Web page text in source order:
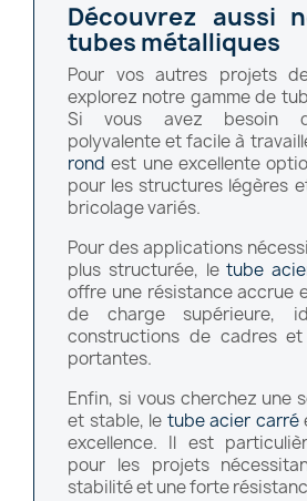
Découvrez aussi
tubes métalliques
Pour vos autres projets
explorez notre gamme de
Si vous avez besoin
polyvalente et facile à
rond est une excellente
pour les structures légères
bricolage variés.
Pour des applications
plus structurée, letube
offre une résistance accrue
de charge supérieure,
constructions de cadres
portantes.
Enfin, si vous cherchez une
et stable, le tube acier carré
excellence. Il est
pour les projets
stabilité et une forte